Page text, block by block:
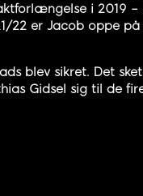
i 2019
22 er Jacob oppe på
blev sikret. Det
Gidsel sig til de